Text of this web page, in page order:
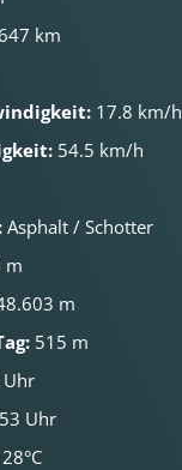
km
17.8 km/h
54.5 km/h
Asphalt / Schotter
m
m
515 m
Uhr
28°C